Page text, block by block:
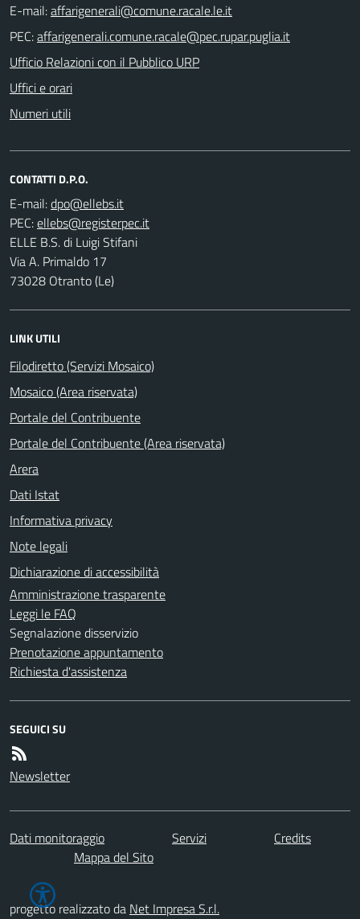
E-mail:
PEC:
Ufficio Relazioni con il Pubblico URP
Uffici e orari
Numeri utili
CONTATTI D.P.O.
E-mail:
PEC:
ELLE B.S. di Luigi Stifani
Via A. Primaldo 17
73028 Otranto (Le)
LINK UTILI
Filodiretto (Servizi Mosaico)
Mosaico (Area riservata)
Portale del Contribuente
Portale del Contribuente (Area riservata)
Arera
Dati Istat
Informativa privacy
Note legali
Dichiarazione di accessibilità
Amministrazione trasparente
Leggi le FAQ
Segnalazione disservizio
Prenotazione appuntamento
Richiesta d'assistenza
SEGUICI SU
Newsletter
Dati monitoraggio Servizi
Credits
Mappa del Sito
progetto realizzato da Net Impresa S.r.l.